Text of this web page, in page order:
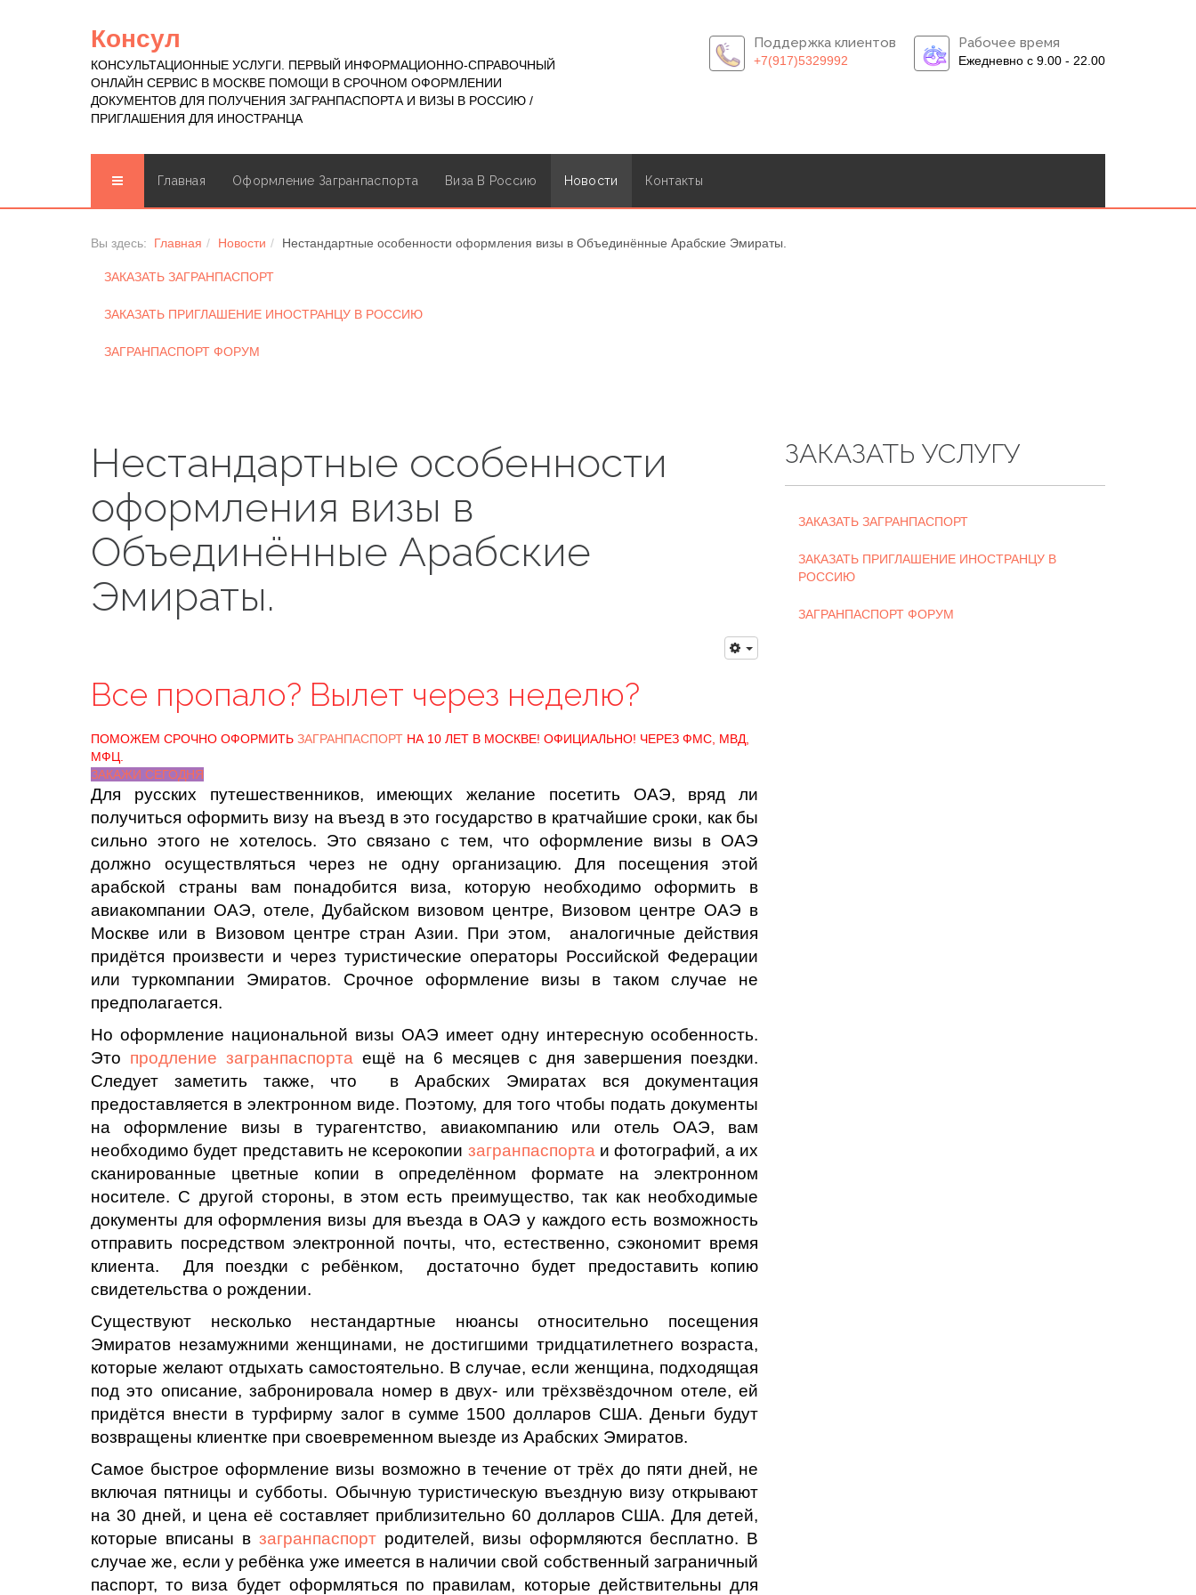
Консул
КОНСУЛЬТАЦИОННЫЕ УСЛУГИ. ПЕРВЫЙ ИНФОРМАЦИОННО-СПРАВОЧНЫЙ
ОНЛАЙН СЕРВИС В МОСКВЕ ПОМОЩИ В СРОЧНОМ ОФОРМЛЕНИИ
ДОКУМЕНТОВ ДЛЯ ПОЛУЧЕНИЯ ЗАГРАНПАСПОРТА И ВИЗЫ В РОССИЮ /
ПРИГЛАШЕНИЯ ДЛЯ ИНОСТРАНЦА
Поддержка клиентов
+7(917)5329992
Рабочее время
Ежедневно с 9.00 - 22.00
Главная Оформление Загранпаспорта Виза В Россию Новости Контакты
Вы здесь: Главная Новости Нестандартные особенности оформления визы в Объединённые Арабские Эмираты.
ЗАКАЗАТЬ ЗАГРАНПАСПОРТ
ЗАКАЗАТЬ ПРИГЛАШЕНИЕ ИНОСТРАНЦУ В РОССИЮ
ЗАГРАНПАСПОРТ ФОРУМ
Нестандартные особенности
оформления визы в
Объединённые Арабские
Эмираты.
Все пропало? Вылет через неделю?
ПОМОЖЕМ СРОЧНО ОФОРМИТЬ ЗАГРАНПАСПОРТ НА 10 ЛЕТ В МОСКВЕ! ОФИЦИАЛЬНО! ЧЕРЕЗ ФМС, МВД,
МФЦ.
ЗАКАЖИ СЕГОДНЯ
Для русских путешественников, имеющих желание посетить ОАЭ, вряд ли
получиться оформить визу на въезд в это государство в кратчайшие сроки, как бы
сильно этого не хотелось. Это связано с тем, что оформление визы в ОАЭ
должно осуществляться через не одну организацию. Для посещения этой
арабской страны вам понадобится виза, которую необходимо оформить в
авиакомпании ОАЭ, отеле, Дубайском визовом центре, Визовом центре ОАЭ в
Москве или в Визовом центре стран Азии. При этом, аналогичные действия
придётся произвести и через туристические операторы Российской Федерации
или туркомпании Эмиратов. Срочное оформление визы в таком случае не
предполагается.
Но оформление национальной визы ОАЭ имеет одну интересную особенность.
Это продление загранпаспорта ещё на 6 месяцев с дня завершения поездки.
Следует заметить также, что в Арабских Эмиратах вся документация
предоставляется в электронном виде. Поэтому, для того чтобы подать документы
на оформление визы в турагентство, авиакомпанию или отель ОАЭ, вам
необходимо будет представить не ксерокопии загранпаспорта и фотографий, а их
сканированные цветные копии в определённом формате на электронном
носителе. С другой стороны, в этом есть преимущество, так как необходимые
документы для оформления визы для въезда в ОАЭ у каждого есть возможность
отправить посредством электронной почты, что, естественно, сэкономит время
клиента. Для поездки с ребёнком, достаточно будет предоставить копию
свидетельства о рождении.
Существуют несколько нестандартные нюансы относительно посещения
Эмиратов незамужними женщинами, не достигшими тридцатилетнего возраста,
которые желают отдыхать самостоятельно. В случае, если женщина, подходящая
под это описание, забронировала номер в двух- или трёхзвёздочном отеле, ей
придётся внести в турфирму залог в сумме 1500 долларов США. Деньги будут
возвращены клиентке при своевременном выезде из Арабских Эмиратов.
Самое быстрое оформление визы возможно в течение от трёх до пяти дней, не
включая пятницы и субботы. Обычную туристическую въездную визу открывают
на 30 дней, и цена её составляет приблизительно 60 долларов США. Для детей,
которые вписаны в загранпаспорт родителей, визы оформляются бесплатно. В
случае же, если у ребёнка уже имеется в наличии свой собственный заграничный
паспорт, то виза будет оформляться по правилам, которые действительны для
ЗАКАЗАТЬ УСЛУГУ
ЗАКАЗАТЬ ЗАГРАНПАСПОРТ
ЗАКАЗАТЬ ПРИГЛАШЕНИЕ ИНОСТРАНЦУ В
РОССИЮ
ЗАГРАНПАСПОРТ ФОРУМ